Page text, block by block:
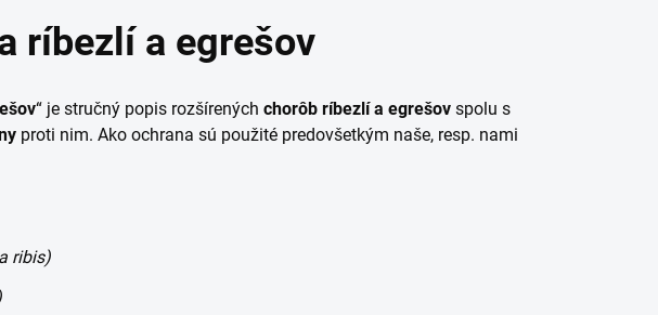
ríbezlí a egrešov
“ je stručný popis rozšírených chorôb ríbezlí a egrešov spolu s
proti nim. Ako ochrana sú použité predovšetkým naše, resp. nami
ribis)